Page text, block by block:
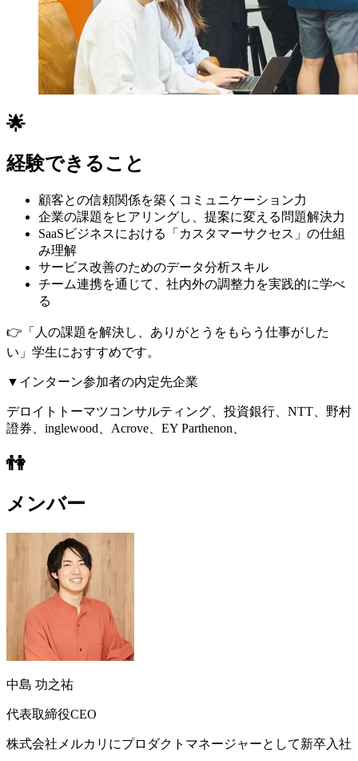
🌟
経験できること
顧客との信頼関係を築くコミュニケーション力
企業の課題をヒアリングし、提案に変える問題解決力
SaaSビジネスにおける「カスタマーサクセス」の仕組
み理解
サービス改善のためのデータ分析スキル
チーム連携を通じて、社内外の調整力を実践的に学べ
る
👉「人の課題を解決し、ありがとうをもらう仕事がした
い」学生におすすめです。
▼インターン参加者の内定先企業
デロイトトーマツコンサルティング、投資銀行、NTT、野村
證券、inglewood、Acrove、EY Parthenon、
👫
メンバー
中島 功之祐
代表取締役CEO
株式会社メルカリにプロダクトマネージャーとして新卒入社